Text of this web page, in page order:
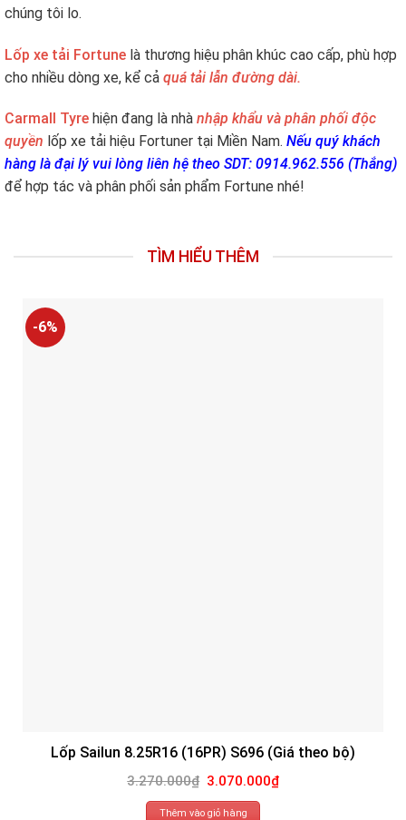
chúng tôi lo.
Lốp xe tải Fortune là thương hiệu phân khúc cao cấp, phù hợp
cho nhiều dòng xe, kể cả quá tải lẫn đường dài.
Carmall Tyre hiện đang là nhà nhập khẩu và phân phối độc
quyền lốp xe tải hiệu Fortuner tại Miền Nam. Nếu quý khách
hàng là đại lý vui lòng liên hệ theo SDT: 0914.962.556 (Thắng)
để hợp tác và phân phối sản phẩm Fortune nhé!
TÌM HIỂU THÊM
-6%
Lốp Sailun 8.25R16 (16PR) S696 (Giá theo bộ)
3.270.000₫ Giá
gốc
là:
3.270.000₫.
3.070.000₫Giá
hiện
Thêm vào giỏ hàng